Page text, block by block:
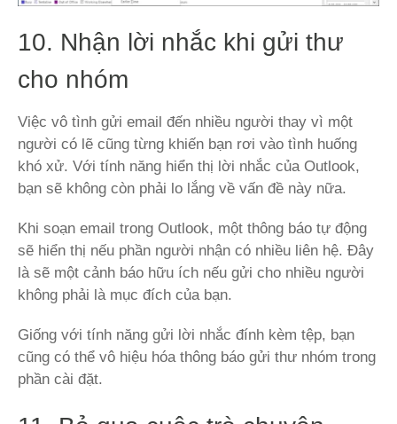
10. Nhận lời nhắc khi gửi thư
cho nhóm
Việc vô tình gửi email đến nhiều người thay vì một
người có lẽ cũng từng khiến bạn rơi vào tình huống
khó xử. Với tính năng hiển thị lời nhắc của Outlook,
bạn sẽ không còn phải lo lắng về vấn đề này nữa.
Khi soạn email trong Outlook, một thông báo tự động
sẽ hiển thị nếu phần người nhận có nhiều liên hệ. Đây
là sẽ một cảnh báo hữu ích nếu gửi cho nhiều người
không phải là mục đích của bạn.
Giống với tính năng gửi lời nhắc đính kèm tệp, bạn
cũng có thể vô hiệu hóa thông báo gửi thư nhóm trong
phần cài đặt.